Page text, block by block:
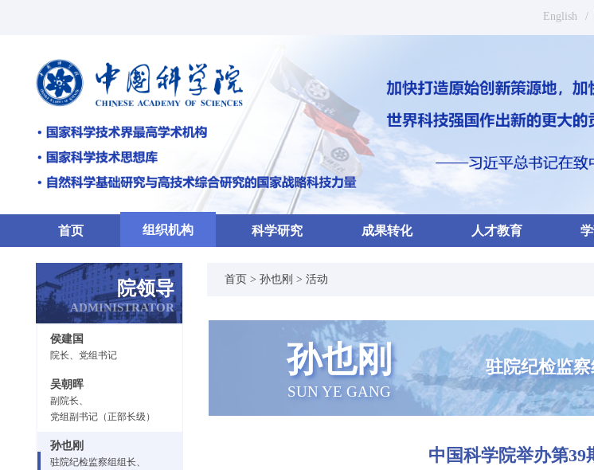
English /
首页 组织机构 科学研究 成果转化 人才教育
院领导
ADMINISTRATOR
侯建国
院长、党组书记
吴朝晖
副院长、
党组副书记（正部长级）
孙也刚
驻院纪检监察组组长、
首页 > 孙也刚 > 活动
孙也刚
SUN YE GANG
驻院纪检监
中国科学院举办第